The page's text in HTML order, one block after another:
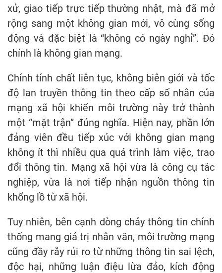
xử, giao tiếp trực tiếp thường nhật, mà đã mở
rộng sang một không gian mới, vô cùng sống
động và đặc biệt là “không có ngày nghỉ”. Đó
chính là không gian mạng.
Chính tính chất liên tục, không biên giới và tốc
độ lan truyền thông tin theo cấp số nhân của
mạng xã hội khiến môi trường này trở thành
một “mặt trận” đúng nghĩa. Hiện nay, phần lớn
đảng viên đều tiếp xúc với không gian mạng
không ít thì nhiều qua quá trình làm việc, trao
đổi thông tin. Mạng xã hội vừa là công cụ tác
nghiệp, vừa là nơi tiếp nhận nguồn thông tin
khổng lồ từ xã hội.
Tuy nhiên, bên cạnh dòng chảy thông tin chính
thống mang giá trị nhân văn, môi trường mạng
cũng đầy rẫy rủi ro từ những thông tin sai lệch,
độc hại, những luận điệu lừa đảo, kích động